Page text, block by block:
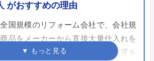
がおすすめの理由
国規模のリフォーム会社で、会社規
品をメーカーから直接大量仕入れを
価でトイレが購入できます。設置を